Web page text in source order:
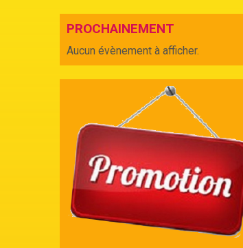
PROCHAINEMENT
Aucun évènement à afficher.